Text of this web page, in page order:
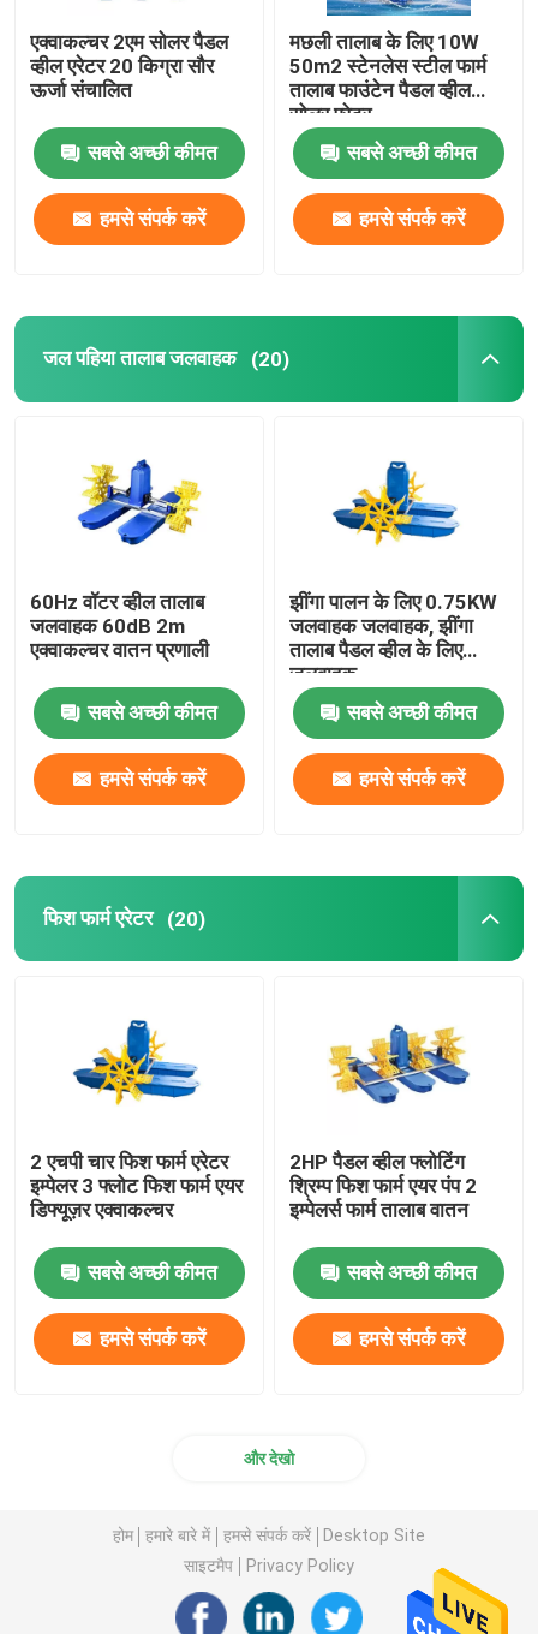
एक्वाकल्चर 2एम सोलर पैडल
व्हील एरेटर 20 किग्रा सौर
ऊर्जा संचालित
सबसे अच्छी कीमत
हमसे संपर्क करें
मछली तालाब के लिए 10W
50m2 स्टेनलेस स्टील फार्म
तालाब फाउंटेन पैडल व्हील
सोलर एरेटर
सबसे अच्छी कीमत
हमसे संपर्क करें
जल पहिया तालाब जलवाहक (20)
60Hz वॉटर व्हील तालाब
जलवाहक 60dB 2m
एक्वाकल्चर वातन प्रणाली
सबसे अच्छी कीमत
हमसे संपर्क करें
झींगा पालन के लिए 0.75KW
जलवाहक जलवाहक, झींगा
तालाब पैडल व्हील के लिए
जलवाहक
सबसे अच्छी कीमत
हमसे संपर्क करें
फिश फार्म एरेटर (20)
2 एचपी चार फिश फार्म एरेटर
इम्पेलर 3 फ्लोट फिश फार्म एयर
डिफ्यूज़र एक्वाकल्चर
सबसे अच्छी कीमत
हमसे संपर्क करें
2HP पैडल व्हील फ्लोटिंग
श्रिम्प फिश फार्म एयर पंप 2
इम्पेलर्स फार्म तालाब वातन
सबसे अच्छी कीमत
हमसे संपर्क करें
और देखो
होम हमारे बारे में हमसे संपर्क करें
Desktop Site
साइटमैप
Privacy Policy